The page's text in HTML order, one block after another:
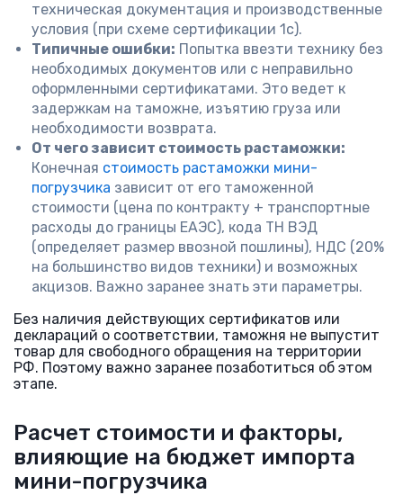
техническая документация и производственные
условия (при схеме сертификации 1с).
Типичные ошибки: Попытка ввезти технику без
необходимых документов или с неправильно
оформленными сертификатами. Это ведет к
задержкам на таможне, изъятию груза или
необходимости возврата.
От чего зависит стоимость растаможки:
Конечная стоимость растаможки мини-
погрузчика зависит от его таможенной
стоимости (цена по контракту + транспортные
расходы до границы ЕАЭС), кода ТН ВЭД
(определяет размер ввозной пошлины), НДС (20%
на большинство видов техники) и возможных
акцизов. Важно заранее знать эти параметры.
Без наличия действующих сертификатов или
деклараций о соответствии, таможня не выпустит
товар для свободного обращения на территории
РФ. Поэтому важно заранее позаботиться об этом
этапе.
Расчет стоимости и факторы,
влияющие на бюджет импорта
мини-погрузчика